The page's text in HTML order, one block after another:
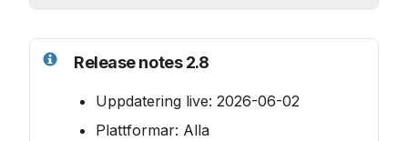
Release notes 2.8
Uppdatering live: 2026-06-02
Plattformar: Alla